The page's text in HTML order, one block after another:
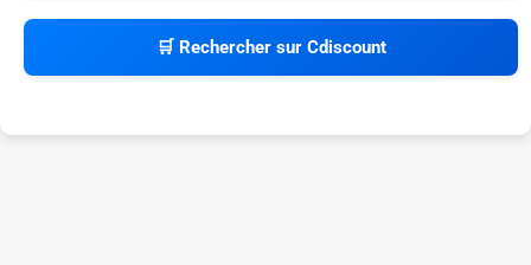
🛒 Rechercher sur Cdiscount